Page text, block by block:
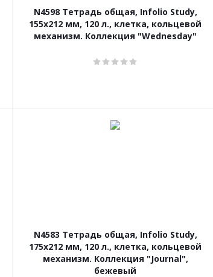
N4598 Тетрадь общая, Infolio Study,
155х212 мм, 120 л., клетка, кольцевой
механизм. Коллекция "Wednesday"
N4583 Тетрадь общая, Infolio Study,
175х212 мм, 120 л., клетка, кольцевой
механизм. Коллекция "Journal",
бежевый